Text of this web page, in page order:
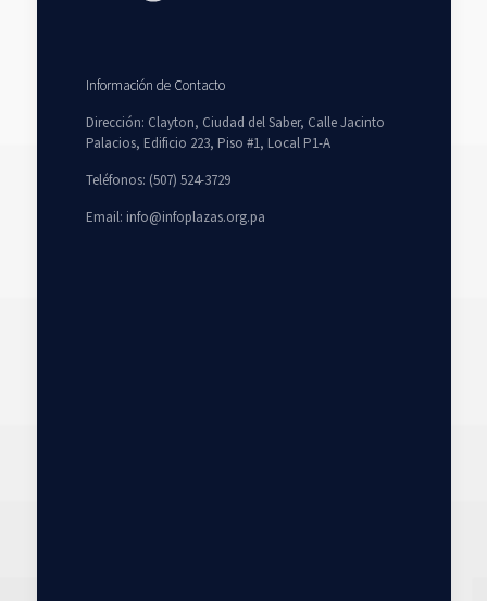
Información de Contacto
Dirección: Clayton, Ciudad del Saber, Calle Jacinto
Palacios, Edificio 223, Piso #1, Local P1-A
Teléfonos: (507) 524-3729
Email: info@infoplazas.org.pa